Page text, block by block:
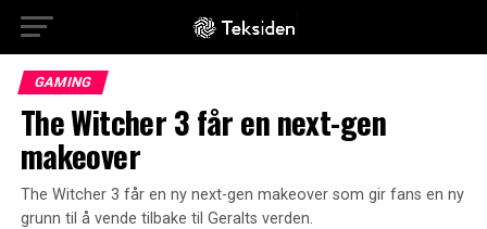
GAMING
The Witcher 3 får en next-gen
makeover
The Witcher 3 får en ny next-gen makeover som gir fans en ny
grunn til å vende tilbake til Geralts verden.